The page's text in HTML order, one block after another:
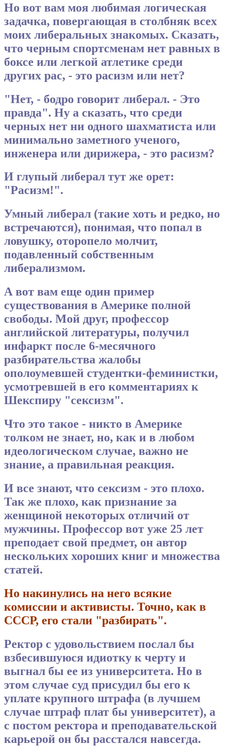
Но вот вам моя любимая логическая
задачка, повергающая в столбняк всех
моих либеральных знакомых. Сказать,
что черным спортсменам нет равных в
боксе или легкой атлетике среди
других рас, - это расизм или нет?
"Нет, - бодро говорит либерал. - Это
правда". Ну а сказать, что среди
черных нет ни одного шахматиста или
минимально заметного ученого,
инженера или дирижера, - это расизм?
И глупый либерал тут же орет:
"Расизм!".
Умный либерал (такие хоть и редко, но
встречаются), понимая, что попал в
ловушку, оторопело молчит,
подавленный собственным
либерализмом.
А вот вам еще один пример
существования в Америке полной
свободы. Мой друг, профессор
английской литературы, получил
инфаркт после 6-месячного
разбирательства жалобы
ополоумевшей студентки-феминистки,
усмотревшей в его комментариях к
Шекспиру "сексизм".
Что это такое - никто в Америке
толком не знает, но, как и в любом
идеологическом случае, важно не
знание, а правильная реакция.
И все знают, что сексизм - это плохо.
Так же плохо, как признание за
женщиной некоторых отличий от
мужчины. Профессор вот уже 25 лет
преподает свой предмет, он автор
нескольких хороших книг и множества
статей.
Но накинулись на него всякие
комиссии и активисты. Точно, как в
СССР, его стали "разбирать".
Ректор с удовольствием послал бы
взбесившуюся идиотку к черту и
выгнал бы ее из университета. Но в
этом случае суд присудил бы его к
уплате крупного штрафа (в лучшем
случае штраф плат бы университет), а
с постом ректора и преподавательской
карьерой он бы расстался навсегда.